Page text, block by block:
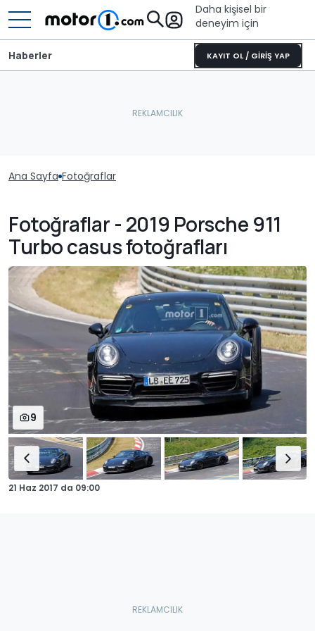
Daha kişisel bir
deneyim için
KAYIT OL / GİRİŞ YAP
Haberler
Ana Sayfa Fotoğraflar
Fotoğraflar - 2019 Porsche 911
Turbo casus fotoğrafları
9
21 Haz 2017 da 09:00